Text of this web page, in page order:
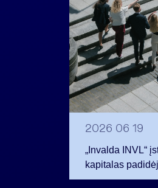
2026 06 19
„Invalda INVL“
kapitalas
darbuotojams